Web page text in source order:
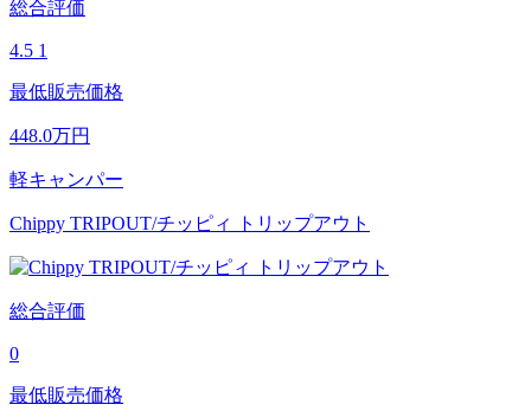
総合評価
4.5 1
最低販売価格
448.0万円
軽キャンパー
Chippy TRIPOUT/チッピィ トリップアウト
総合評価
0
最低販売価格